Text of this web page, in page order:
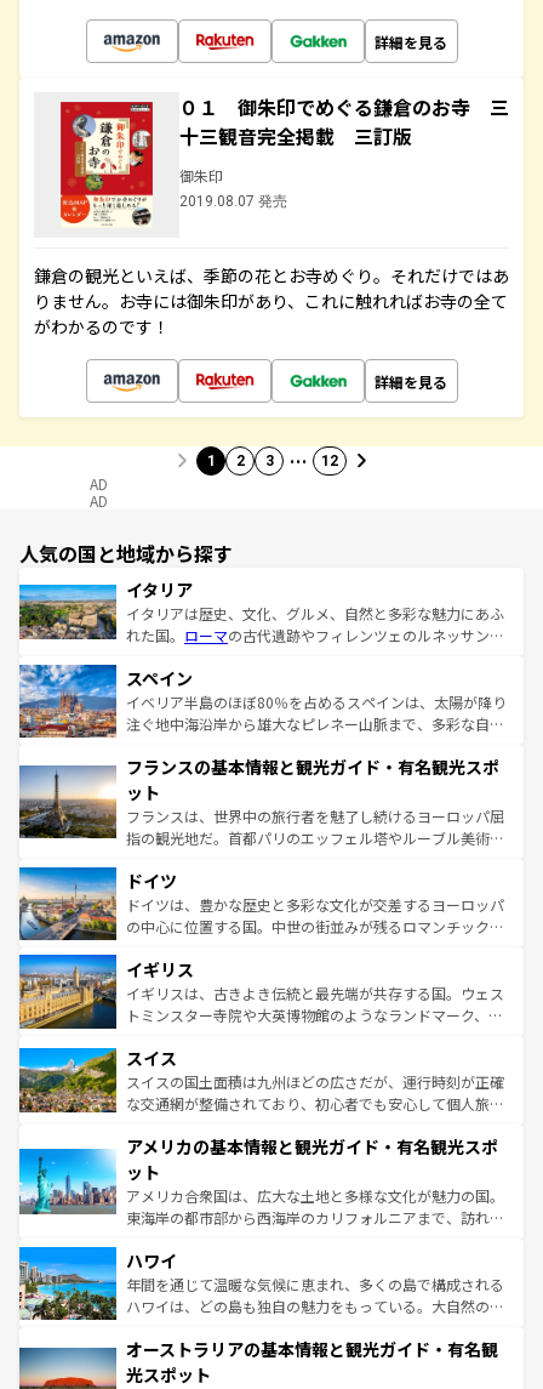
詳細を見る
０１ 御朱印でめぐる鎌倉のお寺 三
十三観音完全掲載 三訂版
御朱印
2019.08.07 発売
鎌倉の観光といえば、季節の花とお寺めぐり。それだけではあ
りません。お寺には御朱印があり、これに触れればお寺の全て
がわかるのです！
詳細を見る
1 2 3 … 12
AD
AD
人気の国と地域から探す
イタリア
イタリアは歴史、文化、グルメ、自然と多彩な魅力にあふ
れた国。 ローマの古代遺跡やフィレンツェのルネッサンス
ろん、トスカーナの美しい田園風景やアマルフィ海岸の絶
景など、自然景観も見逃せない。観光の合間には、本場の
ピザやパスタなど、絶品のイタリア料理を堪能することも
ませてくれるイタリアで、忘れられない旅をしてみよう！
なお、新着のイタリア情報は
しい。
スペイン
イベリア半島のほぼ80％を占めるスペインは、太陽が降り
注ぐ地中海沿岸から雄大なピレネー山脈まで、多彩な自然
文化が根付くこの国では、情熱的なフラメンコ、熱気あふ
れる闘牛、そして美味しいタパスが生活の一部となってい
る。首都マドリードの洗練された雰囲気や、バルセロナの
アートに溢れた街角から、地方では古代ローマ遺跡や中世
せる。地方によって風土や気候が異なるスペインはその個
性で訪れる人を魅了する。 なお、新着のスペイン情報は コ
ンテンツ一覧を参照してほしい。
フランスの基本情報と観光ガイド・有名観光スポ
ット
フランスは、世界中の旅行者を魅了し続けるヨーロッパ屈
指の観光地だ。首都パリのエッフェル塔やルーブル美術館
で、幅広い魅力が詰まっている。華麗な宮殿、歴史的な大
聖堂、美しいビーチ、そして豊かな自然が、訪れる者を心
から魅了する。また、フランスは美食の国としても知ら
いる。シャンパンの発祥地であるランス、プロヴァンスの
香り高いラベンダー畑など、多彩な楽しみ方が可能だ。さ
らに、パリ以外の地域にも魅力が溢れており、どの街角に
れる地方に足を運ぶとそれぞれで全く異なる文化を体験で
きるだろう。 なお、新着のフランス情報はコンテンツ一覧
を参照してほしい。
ドイツ
ドイツは、豊かな歴史と多彩な文化が交差するヨーロッパ
の中心に位置する国。中世の街並みが残るロマンチック街
顔を持つこの国は、どこを歩いても飽きることがない。ベ
ルリンの文化的活気、バイエルン州のアルプスの絶景、そ
してライン川沿いのワイン畑といった風景は必見。ビール
は、お酒好きな人にはぜひ体験してほしい。 なお、新着の
ドイツ情報はコンテンツ一覧を参照してほしい。
イギリス
イギリスは、古きよき伝統と最先端が共存する国。ウェス
トミンスター寺院や大英博物館のようなランドマーク、歴
リアごとに異なる魅力がある。また、優雅なアフタヌーン
ティー、ビール好きにはたまらない英国パブ、サッカー観
戦など、本場だからこそできる体験も豊富。イギリスを旅
ンツ一覧を参照してほしい。
スイス
スイスの国土面積は九州ほどの広さだが、運行時刻が正確
な交通網が整備されており、初心者でも安心して個人旅行
の建物がそのまま残る町や、スイスならではのユニークな
博物館もあり、アルプス観光だけでなく町歩きも満喫する
ことができる。国民の所得が高いため物価も高いが、旅行
者向けの交通パス提供のサービスもあり、うまく活用すれ
着のスイス情報は
アメリカの基本情報と観光ガイド・有名観光スポ
ット
アメリカ合衆国は、広大な土地と多様な文化が魅力の国。
東海岸の都市部から西海岸のカリフォルニアまで、訪れる
のような巨大都市は、観光、ショッピング、エンターテイ
ンメントが詰まった刺激的なスポットだ。一方、アメリカ
西部には大自然が広がり、グランドキャニオンやイエロー
部のニューオーリンズでは、音楽と美食が融合した独特の
文化が魅力。旅行者はアメリカの各地域で異なる魅力を楽
ハワイ
年間を通じて温暖な気候に恵まれ、多くの島で構成される
ハワイは、どの島も独自の魅力をもっている。大自然の神
ワイ島は見逃せない。また、定番の観光地といえばオアフ
島だが、静かな自然を求めるならマウイ島やカウアイ島が
オーストラリアの基本情報と観光ガイド・有名観
光スポット